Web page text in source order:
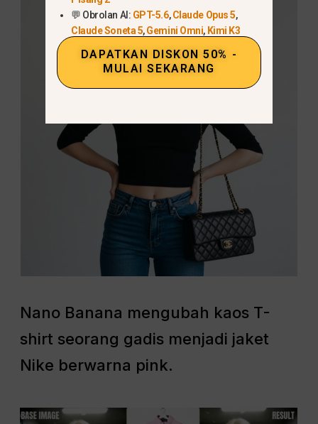
Nano Banana mengubah kaos T-
shirt seorang gadis menjadi jaket
Nike berwarna pink.
💬 Obrolan AI: GPT-5.6,Claude Opus 5,
Claude Soneta 5,Gemini Omni, Kimi K3
DAPATKAN DISKON 50% -
MULAI SEKARANG